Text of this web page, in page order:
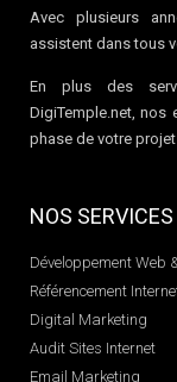
Avec plusieurs
assistent dans tous
En plus des
DigiTemple.net,
phase de votre
NOS SERVICES
Développement Web
Référencement
Digital Marketing
Audit Sites Internet
Email Marketing